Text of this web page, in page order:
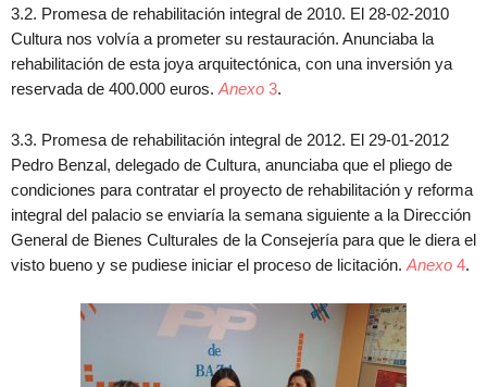
3.2. Promesa de rehabilitación integral de 2010. El 28-02-2010
Cultura nos volvía a prometer su restauración. Anunciaba la
rehabilitación de esta joya arquitectónica, con una inversión ya
reservada de 400.000 euros. Anexo 3.
3.3. Promesa de rehabilitación integral de 2012. El 29-01-2012
Pedro Benzal, delegado de Cultura, anunciaba que el pliego de
condiciones para contratar el proyecto de rehabilitación y reforma
integral del palacio se enviaría la semana siguiente a la Dirección
General de Bienes Culturales de la Consejería para que le diera el
visto bueno y se pudiese iniciar el proceso de licitación. Anexo 4.